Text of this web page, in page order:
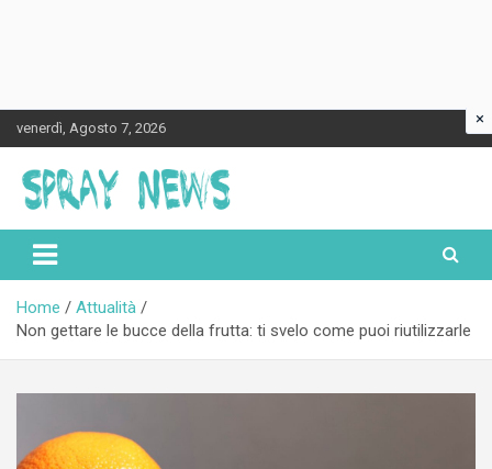
to
content
venerdì, Agosto 7, 2026
Spraynews.it
Home
Attualità
Non gettare le bucce della frutta: ti svelo come puoi riutilizzarle
×